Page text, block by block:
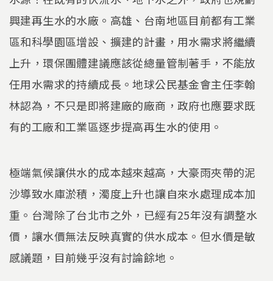
興建再生水的水廠。高雄、台南地區目前都有工業
區和科學園區增設、擴建的計畫，用水需求將繼續
上升，環保團體建議應該從總量管制著手，不能放
任用水需求的持續成長。地球公民基金會主任李翰
林認為，不只是即將建廠的廠商，政府也應要求既
有的工廠和工業區逐步提高再生水的使用。
極端氣候讓供水的成本越來越高，大豪雨夾帶的泥
沙導致水庫淤積，濁度上升也讓自來水處理成本加
重。台灣除了台北市之外，已經有25年沒有調整水
價，讓水價無法反映真實的供水成本。但水價是敏
感議題，目前幾乎沒有討論餘地。